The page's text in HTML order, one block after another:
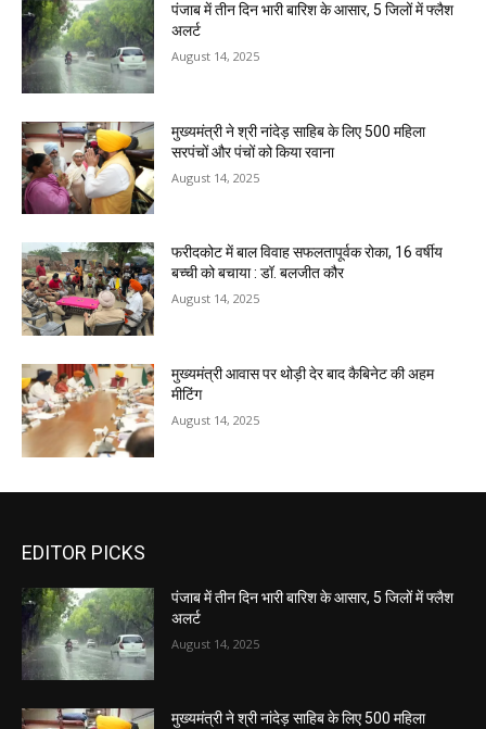
पंजाब में तीन दिन भारी बारिश के आसार, 5 जिलों में फ्लैश
अलर्ट
August 14, 2025
मुख्यमंत्री ने श्री नांदेड़ साहिब के लिए 500 महिला
सरपंचों और पंचों को किया रवाना
August 14, 2025
फरीदकोट में बाल विवाह सफलतापूर्वक रोका, 16 वर्षीय
बच्ची को बचाया : डॉ. बलजीत कौर
August 14, 2025
मुख्यमंत्री आवास पर थोड़ी देर बाद कैबिनेट की अहम
मीटिंग
August 14, 2025
EDITOR PICKS
पंजाब में तीन दिन भारी बारिश के आसार, 5 जिलों में फ्लैश
अलर्ट
August 14, 2025
मुख्यमंत्री ने श्री नांदेड़ साहिब के लिए 500 महिला